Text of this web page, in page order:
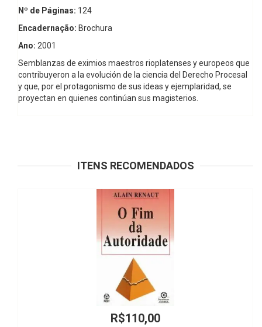
Nº de Páginas: 124
Encadernação: Brochura
Ano: 2001
Semblanzas de eximios maestros rioplatenses y europeos que
contribuyeron a la evolución de la ciencia del Derecho Procesal
y que, por el protagonismo de sus ideas y ejemplaridad, se
proyectan en quienes continúan sus magisterios.
ITENS RECOMENDADOS